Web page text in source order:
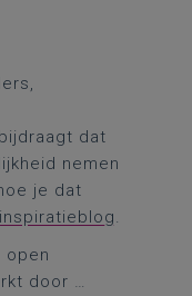
dat
nemen
je dat
inspiratieblog.
open
door …